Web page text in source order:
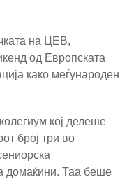
на ЦЕВ,
од Европската
како меѓународен
кој делеше
број три во
домаќини. Таа беше